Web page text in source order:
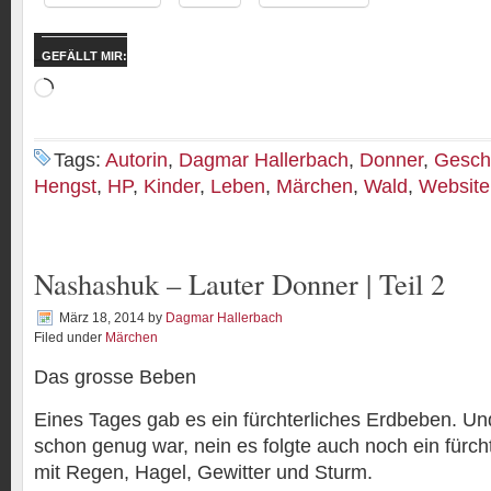
GEFÄLLT MIR:
Wird
Tags: Autorin, Dagmar Hallerbach, Donner,
Hengst, HP, Kinder, Leben, Märchen, Wald, Website
Nashashuk – Lauter Donner | Teil 2
März 18, 2014 by Dagmar Hallerbach
Filed under Märchen
Das grosse Beben
Eines Tages gab es ein fürchterliches Erdbeben.
schon genug war, nein es folgte auch noch ein
mit Regen, Hagel, Gewitter und Sturm.